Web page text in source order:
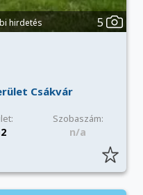
hirdetés 5
Csákvár
Szobaszám:
n/a